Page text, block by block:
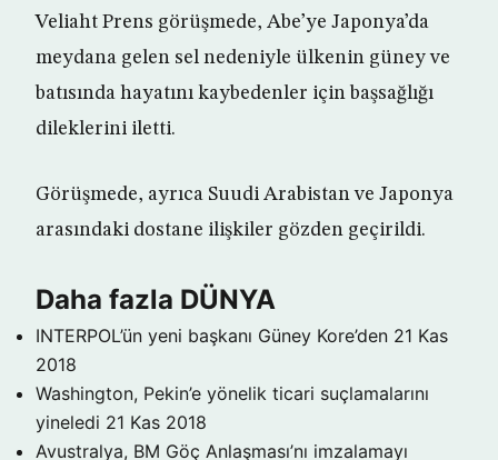
Veliaht Prens görüşmede, Abe’ye Japonya’da
meydana gelen sel nedeniyle ülkenin güney ve
batısında hayatını kaybedenler için başsağlığı
dileklerini iletti.
Görüşmede, ayrıca Suudi Arabistan ve Japonya
arasındaki dostane ilişkiler gözden geçirildi.
Daha fazla DÜNYA
INTERPOL’ün yeni başkanı Güney Kore’den 21 Kas
2018
Washington, Pekin’e yönelik ticari suçlamalarını
yineledi 21 Kas 2018
Avustralya, BM Göç Anlaşması’nı imzalamayı